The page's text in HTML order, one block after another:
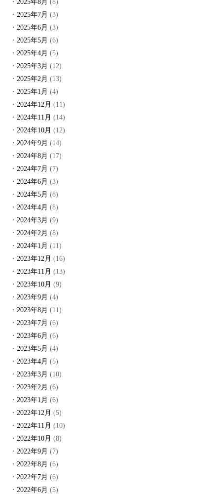
2025年8月 (8)
2025年7月 (3)
2025年6月 (3)
2025年5月 (6)
2025年4月 (5)
2025年3月 (12)
2025年2月 (13)
2025年1月 (4)
2024年12月 (11)
2024年11月 (14)
2024年10月 (12)
2024年9月 (14)
2024年8月 (17)
2024年7月 (7)
2024年6月 (3)
2024年5月 (8)
2024年4月 (8)
2024年3月 (9)
2024年2月 (8)
2024年1月 (11)
2023年12月 (16)
2023年11月 (13)
2023年10月 (9)
2023年9月 (4)
2023年8月 (11)
2023年7月 (6)
2023年6月 (6)
2023年5月 (4)
2023年4月 (5)
2023年3月 (10)
2023年2月 (6)
2023年1月 (6)
2022年12月 (5)
2022年11月 (10)
2022年10月 (8)
2022年9月 (7)
2022年8月 (6)
2022年7月 (6)
2022年6月 (5)